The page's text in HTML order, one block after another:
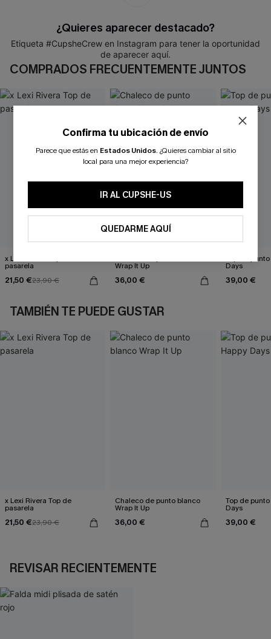
¿Quieres aparecer destacado?
Etiqueta #CupsheCrew en Instagram para tener la oportunidad
de aparecer aquí.
COMPRADOS FRECUENTEMENTE JUNTOS
x Lexi Rivera Top de
pasarela
21,50 €23,90 €
Wrap It Up
36,00 €
Top de
Days
39,00 €
TAMBIÉN TE PUEDE GUSTAR
x Lexi Rivera Top de
pasarela
21,50 €23,90 €
Chaleco de punto blanco
Wrap It Up
36,00 €
Top de
Days
39,00 €
REVISAR RECIENTEMENTE
Confirma tu ubicación de envío
Parece que estás en Estados Unidos. ¿Quieres cambiar al sitio
local para una mejor experiencia?
IR AL CUPSHE-US
QUEDARME AQUÍ